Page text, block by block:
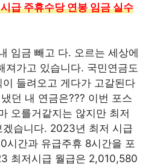
급 주휴수당 연봉 임금 실수
임금 빼고 다. 오르는 세상에
져가고 있습니다. 국민연금도
들려오고 게다가 고갈된다
던 내 연금은??? 이번 포스
오를거같지는 않지만 최저
습니다. 2023년 최저 시급
시간과 유급주휴 8시간을 포
최저시급 월급은 2,010,580